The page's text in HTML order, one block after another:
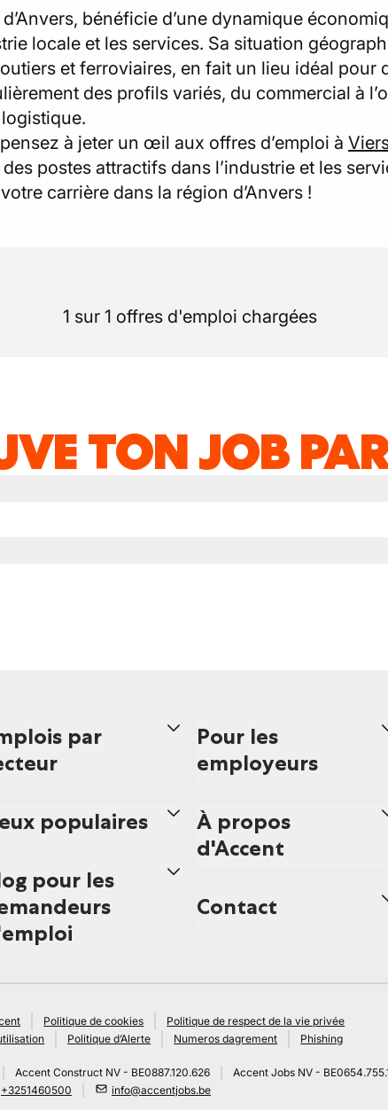
bénéficie d’une dynamique
locale et les services. Sa situation
et ferroviaires, en fait un lieu idéal pour
des profils variés, du commercial à
à jeter un œil aux offres d’emploi à
postes attractifs dans l’industrie et les
carrière dans la région d’Anvers !
1 sur 1 offres d'emploi chargées
TON JOB
par
populaires
pour les
Pour les
employeurs
À propos
d'Accent
Contact
Politique de cookies
Politique de respect de la vie privée
Politique d’Alerte Numeros dagrement Phishing
Accent Construct NV - BE0887.120.626
Accent Jobs NV -
+3251460500 info@accentjobs.be